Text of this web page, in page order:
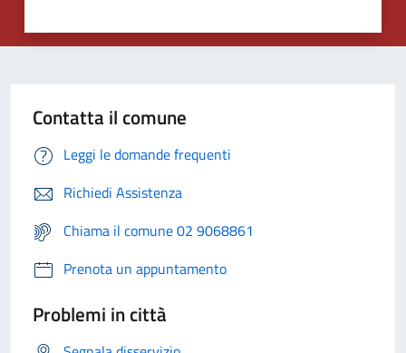
Contatta il comune
Leggi le domande frequenti
Richiedi Assistenza
Chiama il comune 02 9068861
Prenota un appuntamento
Problemi in città